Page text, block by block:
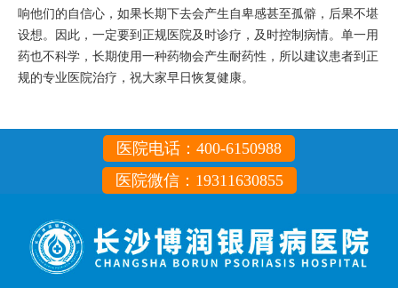
响他们的自信心，如果长期下去会产生自卑感甚至孤僻，后果不堪
设想。因此，一定要到正规医院及时诊疗，及时控制病情。单一用
药也不科学，长期使用一种药物会产生耐药性，所以建议患者到正
规的专业医院治疗，祝大家早日恢复健康。
医院电话：400-6150988
医院微信：19311630855